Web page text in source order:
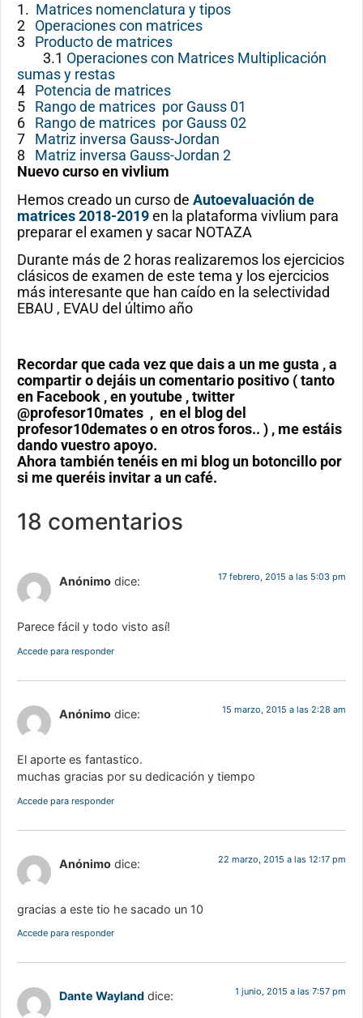
1. Matrices nomenclatura y tipos
2 Operaciones con matrices
3 Producto de matrices
3.1 Operaciones con Matrices Multiplicación
sumas y restas
4 Potencia de matrices
5 Rango de matrices por Gauss 01
6 Rango de matrices por Gauss 02
7 Matriz inversa Gauss-Jordan
8 Matriz inversa Gauss-Jordan 2
Nuevo curso en vivlium
Hemos creado un curso de Autoevaluación de
matrices 2018-2019en la plataforma vivlium para
preparar el examen y sacar NOTAZA
Durante más de 2 horas realizaremos los ejercicios
clásicos de examen de este tema y los ejercicios
más interesante que han caído en la selectividad
EBAU , EVAU del último año
Recordar que cada vez que dais a un me gusta , a
compartir o dejáis un comentario positivo ( tanto
en Facebook , en youtube , twitter
@profesor10mates , en el blog del
profesor10demates o en otros foros.. ) , me estáis
dando vuestro apoyo.
Ahora también tenéis en mi blog un botoncillo por
si me queréis invitar a un café.
18 comentarios
Anónimo dice: 17 febrero, 2015 a las 5:03 pm
Parece fácil y todo visto así!
Accede para responder
Anónimo dice: 15 marzo, 2015 a las 2:28 am
El aporte es fantastico.
muchas gracias por su dedicación y tiempo
Accede para responder
Anónimo dice: 22 marzo, 2015 a las 12:17 pm
gracias a este tio he sacado un 10
Accede para responder
Dante Wayland dice: 1 junio, 2015 a las 7:57 pm